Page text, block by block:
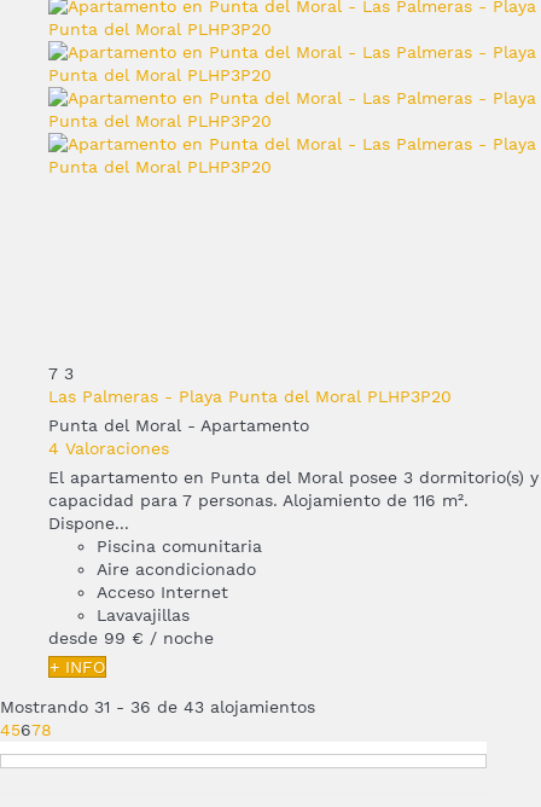
7 3
Las Palmeras - Playa Punta del Moral PLHP3P20
Punta del Moral - Apartamento
4 Valoraciones
El apartamento en Punta del Moral posee 3 dormitorio(s) y
capacidad para 7 personas. Alojamiento de 116 m².
Dispone...
Piscina comunitaria
Aire acondicionado
Acceso Internet
Lavavajillas
desde 99 € / noche
+ INFO
Mostrando 31 - 36 de 43 alojamientos
45678